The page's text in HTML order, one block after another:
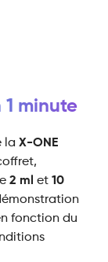
1 minute
la X-ONE
2 ml et 10
fonction du